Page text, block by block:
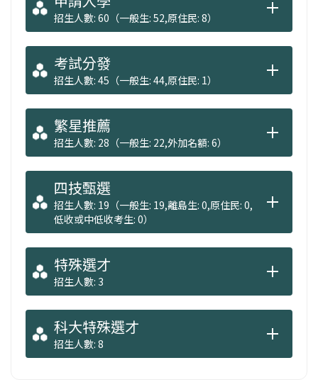
招生人數: 60（一般生: 52,原住民: 8）
考試分發
招生人數: 45（一般生: 44,原住民: 1）
繁星推薦
招生人數: 28（一般生: 22,外加名額: 6）
四技甄選
招生人數: 19（一般生: 19,離島生: 0,原住民: 0,
低收或中低收考生: 0）
特殊選才
招生人數: 3
科大特殊選才
招生人數: 8